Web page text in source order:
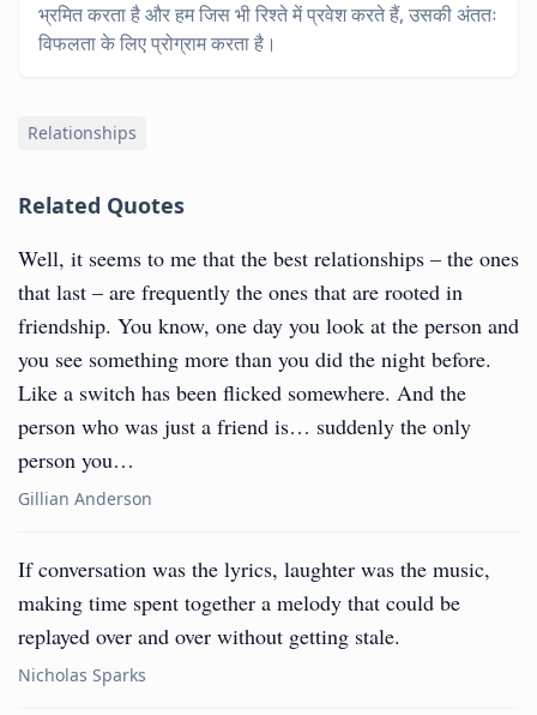
भ्रमित करता है और हम जिस भी रिश्ते में प्रवेश करते हैं, उसकी अंततः
विफलता के लिए प्रोग्राम करता है।
Relationships
Related Quotes
Well, it seems to me that the best relationships – the ones
that last – are frequently the ones that are rooted in
friendship. You know, one day you look at the person and
you see something more than you did the night before.
Like a switch has been flicked somewhere. And the
person who was just a friend is… suddenly the only
person you…
Gillian Anderson
If conversation was the lyrics, laughter was the music,
making time spent together a melody that could be
replayed over and over without getting stale.
Nicholas Sparks